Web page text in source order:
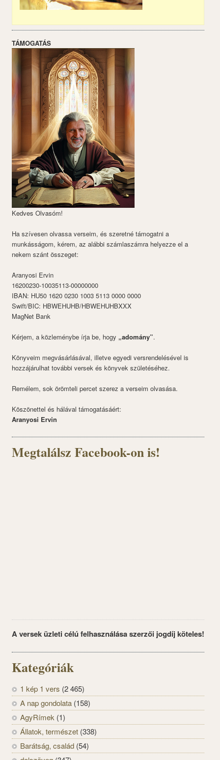
TÁMOGATÁS
Kedves Olvasóm!
Ha szívesen olvassa verseim, és szeretné támogatni a
munkásságom, kérem, az alábbi számlaszámra helyezze el a
nekem szánt összeget:
Aranyosi Ervin
16200230-10035113-00000000
IBAN: HU50 1620 0230 1003 5113 0000 0000
Swift/BIC: HBWEHUHB/HBWEHUHBXXX
MagNet Bank
Kérjem, a közleménybe írja be, hogy „adomány”.
Könyveim megvásárlásával, illetve egyedi versrendelésével is
hozzájárulhat további versek és könyvek születéséhez.
Remélem, sok örömteli percet szerez a verseim olvasása.
Köszönettel és hálával támogatásáért:
Aranyosi Ervin
Megtalálsz Facebook-on is!
A versek üzleti célú felhasználása szerzői jogdíj köteles!
Kategóriák
1 kép 1 vers (2 465)
A nap gondolata (158)
AgyRímek (1)
Állatok, természet (338)
Barátság, család (54)